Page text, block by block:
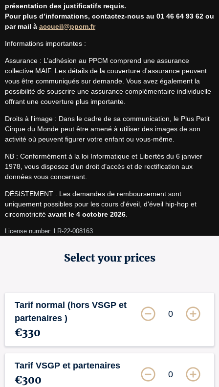
présentation des justificatifs requis.
Pour plus d’informations, contactez-nous au 01 46 64 93 62 ou
par mail à accueil@ppcm.fr
Informations importantes :
Assurance : L’adhésion au PPCM comprend une assurance
collective MAIF. Les détails de la couverture d'assurance peuvent
vous être communiqués sur demande. Vous avez également la
possibilité de souscrire une assurance complémentaire individuelle
offrant une couverture plus importante.
Droits à l'image : Dans le cadre de sa communication, le Plus Petit
Cirque du Monde peut être amené à utiliser des images de son
activité où peuvent figurer votre enfant ou vous-même.
NB : Conformément à la loi Informatique et Libertés du 6 janvier
1978, vous disposez d’un droit d’accès et de rectification aux
données vous concernant.
DÉSISTEMENT : Les demandes de remboursement sont
uniquement possibles pour les cours d'éveil, d'éveil hip-hop et
circomotricité avant le 4 octobre 2026
License number: LR-22-008163
Select your prices
Tarif normal (hors VSGP et
partenaires )
€330
0
Tarif VSGP et partenaires
€300 0